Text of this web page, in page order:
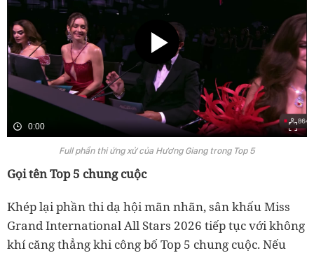
0:00
Full phần thi ứng xử của Hương Giang trong Top 5
Gọi tên Top 5 chung cuộc
Khép lại phần thi dạ hội mãn nhãn, sân khấu Miss
Grand International All Stars 2026 tiếp tục với không
khí căng thẳng khi công bố Top 5 chung cuộc. Nếu